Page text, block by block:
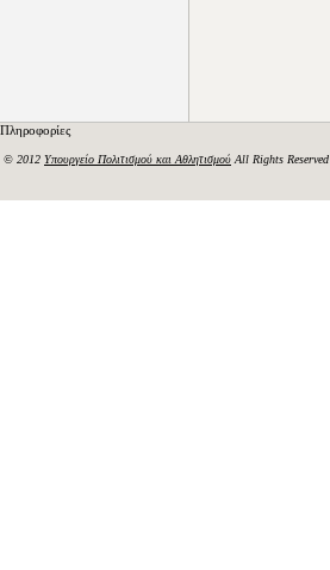
Πληροφορίες
© 2012 Υπουργείο Πολιτισμού και Αθλητισμού All Rights Reserved